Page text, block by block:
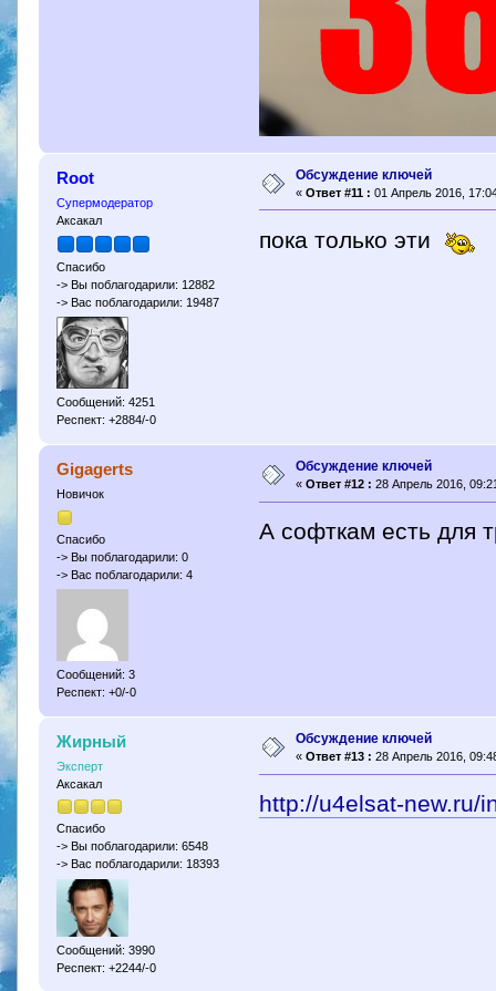
Root
Супермодератор
Аксакал
Спасибо
-> Вы поблагодарили: 12882
-> Вас поблагодарили: 19487
Сообщений: 4251
Респект: +2884/-0
Обсуждение ключей
« Ответ #11 : 01 Апрель 2016,
пока только эти
Gigagerts
Новичок
Спасибо
-> Вы поблагодарили: 0
-> Вас поблагодарили: 4
Сообщений: 3
Респект: +0/-0
Обсуждение ключей
« Ответ #12 : 28 Апрель 2016,
А софткам есть для
Жирный
Эксперт
Аксакал
Спасибо
-> Вы поблагодарили: 6548
-> Вас поблагодарили: 18393
Сообщений: 3990
Респект: +2244/-0
Обсуждение ключей
« Ответ #13 : 28 Апрель 2016,
http://u4elsat-new.ru/